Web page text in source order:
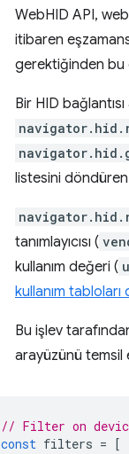
WebHID API,
itibaren
gerektiğinden bu
Bir HID
listesini
tanımlayıcısı (
kullanım değeri (
kullanım tabloları
Bu işlev
arayüzünü temsil
// Filter on
const filters = [